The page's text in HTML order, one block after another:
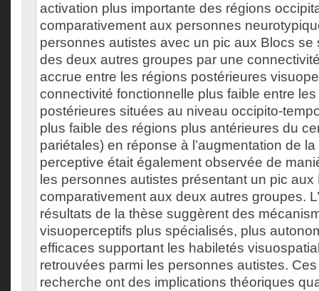
activation plus importante des régions
comparativement aux personnes
personnes autistes avec un pic aux Blocs se
des deux autres groupes par une
accrue entre les régions postérieures
connectivité fonctionnelle plus faible entre
postérieures situées au niveau occipito-
plus faible des régions plus antérieures du
pariétales) en réponse à l’augmentation de
perceptive était également observée de
les personnes autistes présentant un pic aux
comparativement aux deux autres groupes.
résultats de la thèse suggèrent des
visuoperceptifs plus spécialisés, plus
efficaces supportant les habiletés
retrouvées parmi les personnes autistes.
recherche ont des implications théoriques